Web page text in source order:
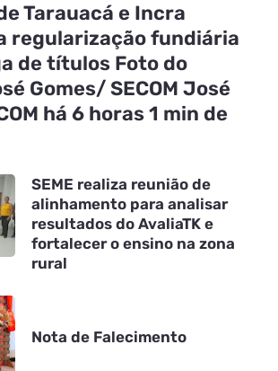
Tarauacá e Incra
regularização fundiária
de títulos Foto do
Gomes/ SECOM José
há 6 horas 1 min de
SEME realiza reunião de
alinhamento para analisar
resultados do AvaliaTK e
fortalecer o ensino na zona
rural
Nota de Falecimento